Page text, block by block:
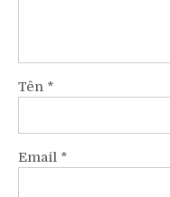
Tên *
Email *